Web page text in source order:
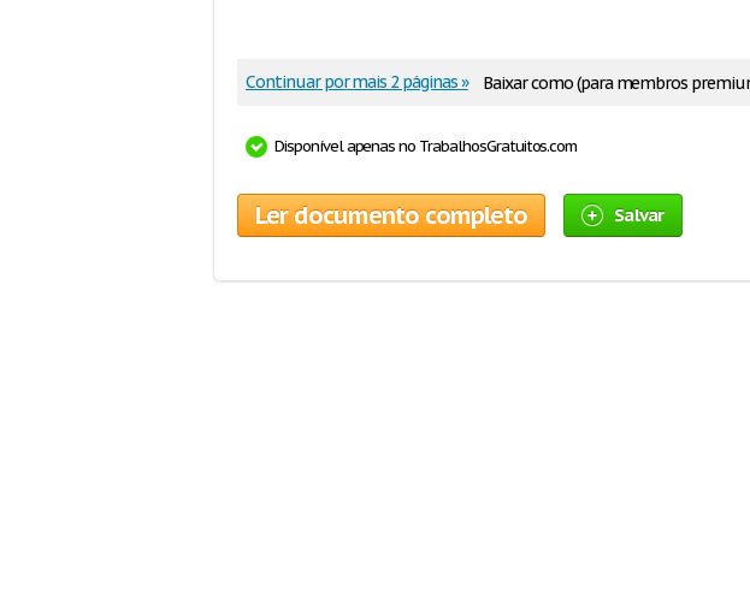
Baixar como (para membros
Continuar por mais 2 páginas »
Disponível apenas no TrabalhosGratuitos.com
Ler documento completo Salvar